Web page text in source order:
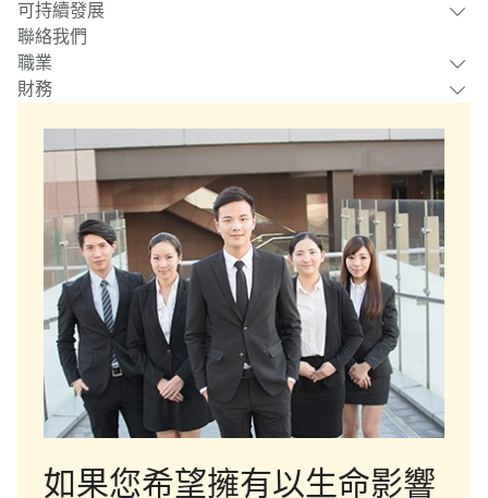
可持續發展
聯絡我們
職業
財務
如果您希望擁有以生命影響